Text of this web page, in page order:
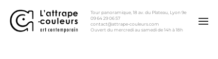
Tour panoramique, 18 av. du Plateau, Lyon 9e
09 64 29 06 57
contact@attrape-couleurs.com
Ouvert du mercredi au samedi de 14h à 18h